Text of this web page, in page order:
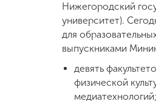
Международная
деятельность
Другие виды
деятельности
Нижегородский
университет).
для
выпускниками
девять
физической